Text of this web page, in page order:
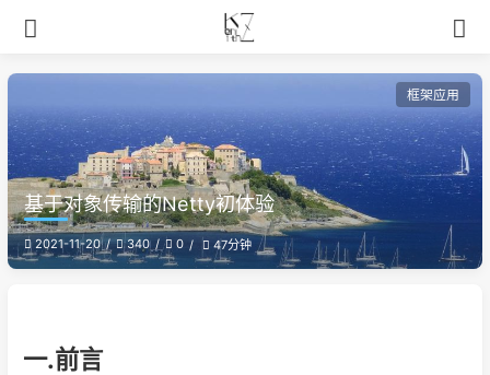
框架应用
基于对象传输的Netty初体验
2021-11-20 340 0 47分钟
一.前言